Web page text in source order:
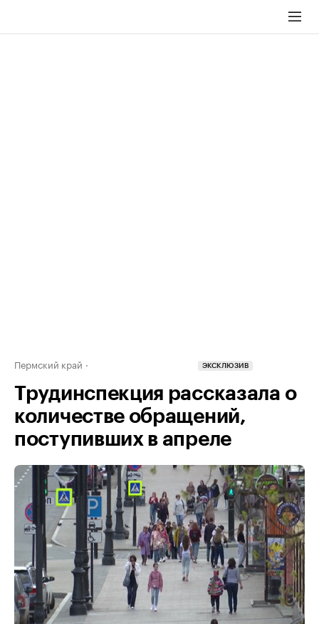
Пермский край ЭКСКЛЮЗИВ
Трудинспекция рассказала о
количестве обращений,
поступивших в апреле